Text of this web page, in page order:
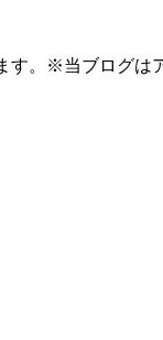
。※当ブログは